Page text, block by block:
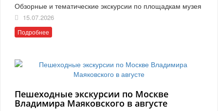
Обзорные и тематические экскурсии по площадкам музея
15.07.2026
Подробнее
Пешеходные экскурсии по Москве
Владимира Маяковского в августе